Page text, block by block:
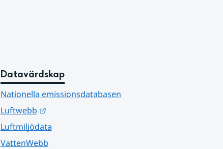
Datavärdskap
Nationella emissionsdatabasen
Luftwebb
Länk till annan webbplats.
Luftmiljödata
VattenWebb